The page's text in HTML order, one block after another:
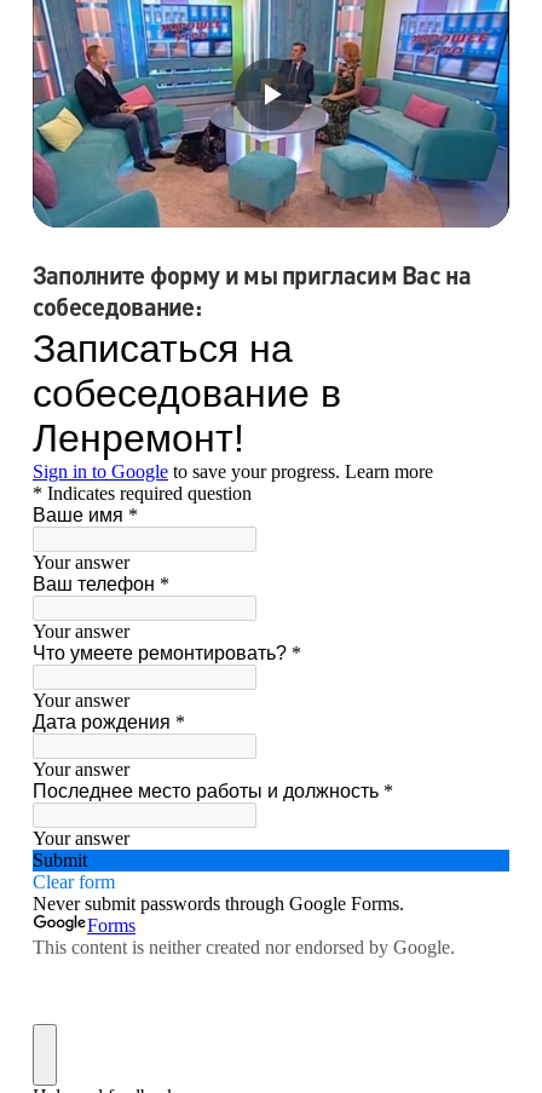
Заполните форму и мы пригласим Вас на
собеседование: